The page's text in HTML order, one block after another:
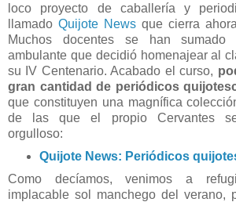
loco proyecto de caballería y
llamado Quijote News que cierra
Muchos docentes se han sumado
ambulante que decidió homenajear al
su IV Centenario. Acabado el curso,
gran cantidad de periódicos
que constituyen una magnífica
de las que el propio Cervantes
orgulloso:
Quijote News: Periódicos
Como decíamos, venimos a
implacable sol manchego del verano,